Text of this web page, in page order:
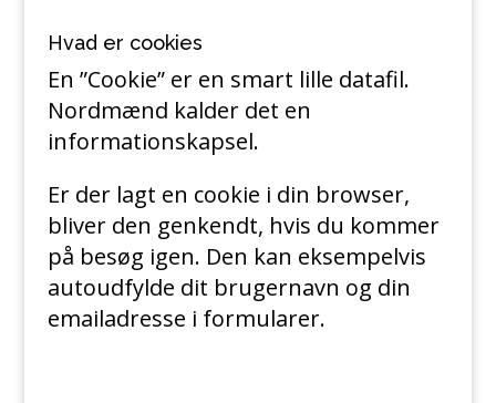
Hvad er cookies
En ”Cookie” er en smart lille datafil.
Nordmænd kalder det en
informationskapsel.
Er der lagt en cookie i din browser,
bliver den genkendt, hvis du kommer
på besøg igen. Den kan eksempelvis
autoudfylde dit brugernavn og din
emailadresse i formularer.